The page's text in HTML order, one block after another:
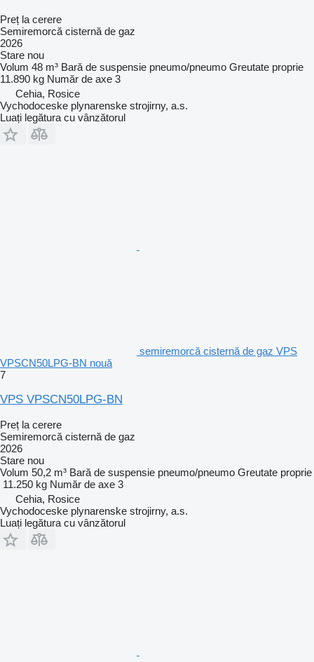
Preț la cerere
Semiremorcă cisternă de gaz
2026
Stare nou
Volum 48 m³ Bară de suspensie pneumo/pneumo Greutate proprie
11.890 kg Număr de axe 3
Cehia, Rosice
Vychodoceske plynarenske strojirny, a.s.
Luați legătura cu vânzătorul
semiremorcă cisternă de gaz VPS
VPSCN50LPG-BN nouă
7
VPS VPSCN50LPG-BN
Preț la cerere
Semiremorcă cisternă de gaz
2026
Stare nou
Volum 50,2 m³ Bară de suspensie pneumo/pneumo Greutate proprie
11.250 kg Număr de axe 3
Cehia, Rosice
Vychodoceske plynarenske strojirny, a.s.
Luați legătura cu vânzătorul